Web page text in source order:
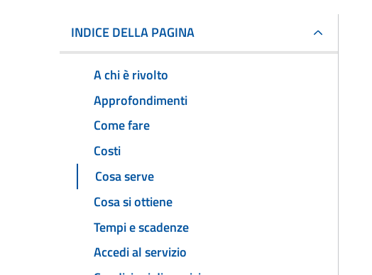
INDICE DELLA PAGINA
A chi è rivolto
Approfondimenti
Come fare
Costi
Cosa serve
Cosa si ottiene
Tempi e scadenze
Accedi al servizio